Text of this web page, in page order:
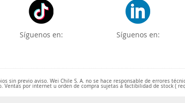
Síguenos en: Síguenos en:
sin previo aviso. Wei Chile S. A. no se hace responsable de errores
Ventas por internet u orden de compra sujetas a factibilidad de stock (